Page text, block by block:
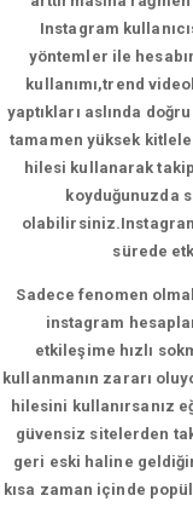
Instagram
yöntemler ile
kullanımı,trend
yaptıkları aslında
tamamen yüksek
hilesi kullanarak
koyduğunuzda
sürede
Sadece fenomen
instagram
etkileşime hızlı
kullanmanın zararı
hilesini kullanırsanız
güvensiz sitelerden
geri eski haline
kısa zaman içinde